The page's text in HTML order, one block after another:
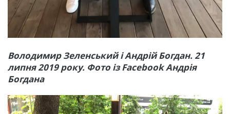
Володимир Зеленський і Андрій Богдан. 21
липня 2019 року. Фото із Facebook Андрія
Богдана